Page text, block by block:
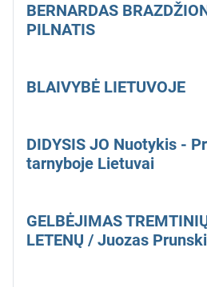
BERNARDAS
PILNATIS
BLAIVYBĖ LIETUVOJE
DIDYSIS JO Nuotykis -
tarnyboje Lietuvai
GELBĖJIMAS
LETENŲ / Juozas